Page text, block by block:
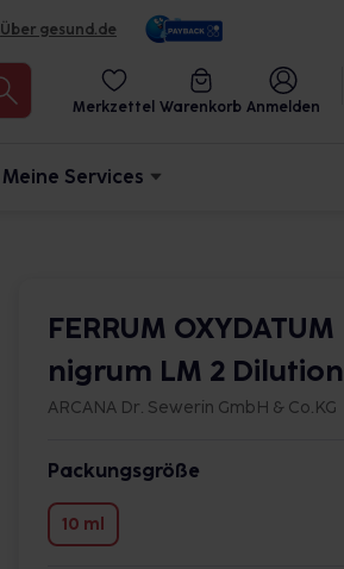
Über gesund.de
Merkzettel Warenkorb Anmelden
Meine Services
FERRUM OXYDATUM
nigrum LM 2 Dilution
ARCANA Dr. Sewerin GmbH & Co.KG
Packungsgröße
10 ml